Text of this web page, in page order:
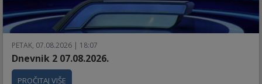
PETAK, 07.08.2026 | 18:07
Dnevnik 2 07.08.2026.
PROČITAJ VIŠE